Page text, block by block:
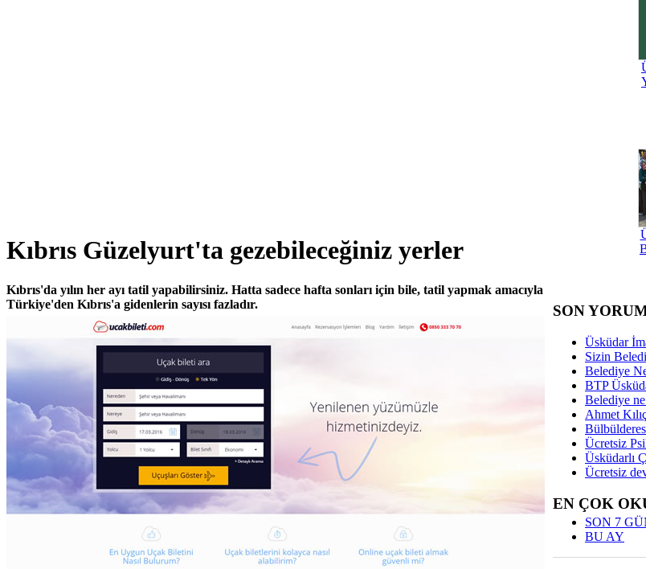
Kıbrıs Güzelyurt'ta gezebileceğiniz yerler
Kıbrıs'da yılın her ayı tatil yapabilirsiniz. Hatta sadece hafta sonları için bile, tatil yapmak amacıyla
Türkiye'den Kıbrıs'a gidenlerin sayısı fazladır.
SON
Üsküdar
Sizin
Belediye
BTP
Belediye
Ahmet
Ücretsiz
Üsküdarlı
Ücretsiz
EN ÇOK
SON 7
BU AY